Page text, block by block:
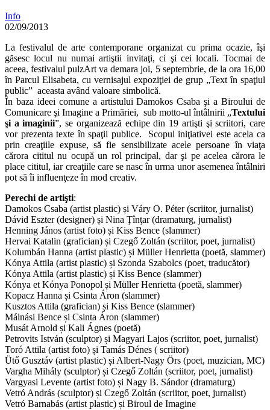
Info
02/09/2013
La festivalul de arte contemporane organizat cu prima ocazie, îşi
găsesc locul nu numai artiştii invitaţi, ci şi cei locali. Tocmai de
aceea, festivalul pulzArt va demara joi, 5 septembrie, de la ora 16,00
în Parcul Elisabeta, cu vernisajul expoziţiei de grup „Text în spaţiul
public” aceasta având valoare simbolică.
În baza ideei comune a artistului Damokos Csaba şi a Biroului de
Comunicare şi Imagine a Primăriei, sub motto-ul întâlnirii „Textului
şi a imaginii”, se organizează echipe din 19 artişti şi scriitori, care
vor prezenta texte în spaţii publice. Scopul iniţiativei este acela ca
prin creaţiile expuse, să fie sensibilizate acele persoane în viaţa
cărora cititul nu ocupă un rol principal, dar şi pe acelea cărora le
place cititul, iar creaţiile care se nasc în urma unor asemenea întâlniri
pot să îi influenţeze în mod creativ.
Perechi de artişti:
Damokos Csaba (artist plastic) și Váry O. Péter (scriitor, jurnalist)
Dávid Eszter (designer) și Nina Ţînţar (dramaturg, jurnalist)
Henning János (artist foto) și Kiss Bence (slammer)
Hervai Katalin (grafician) și Czegő Zoltán (scriitor, poet, jurnalist)
Kolumbán Hanna (artist plastic) și Müller Henrietta (poetă, slammer)
Kónya Attila (artist plastic) și Szonda Szabolcs (poet, traducător)
Kónya Attila (artist plastic) și Kiss Bence (slammer)
Kónya et Kónya Ponopol și Müller Henrietta (poetă, slammer)
Kopacz Hanna și Csinta Áron (slammer)
Kusztos Attila (grafician) și Kiss Bence (slammer)
Málnási Bence și Csinta Áron (slammer)
Musát Arnold și Kali Ágnes (poetă)
Petrovits István (sculptor) și Magyari Lajos (scriitor, poet, jurnalist)
Toró Attila (artist foto) și Tamás Dénes ( scriitor)
Ütő Gusztáv (artist plastic) și Albert-Nagy Örs (poet, muzician, MC)
Vargha Mihály (sculptor) și Czegő Zoltán (scriitor, poet, jurnalist)
Vargyasi Levente (artist foto) și Nagy B. Sándor (dramaturg)
Vetró András (sculptor) și Czegő Zoltán (scriitor, poet, jurnalist)
Vetró Barnabás (artist plastic) și Biroul de Imagine